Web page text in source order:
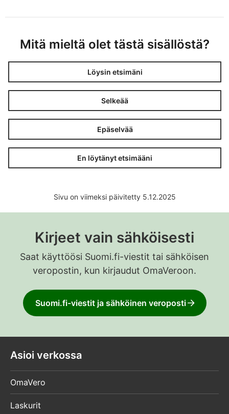
Mitä mieltä olet tästä sisällöstä?
Löysin etsimäni
Selkeää
Epäselvää
En löytänyt etsimääni
Sivu on viimeksi päivitetty 5.12.2025
Kirjeet vain sähköisesti
Saat käyttöösi Suomi.fi-viestit tai sähköisen
veropostin, kun kirjaudut OmaVeroon.
Suomi.fi-viestit ja sähköinen veroposti
Asioi verkossa
OmaVero
Laskurit